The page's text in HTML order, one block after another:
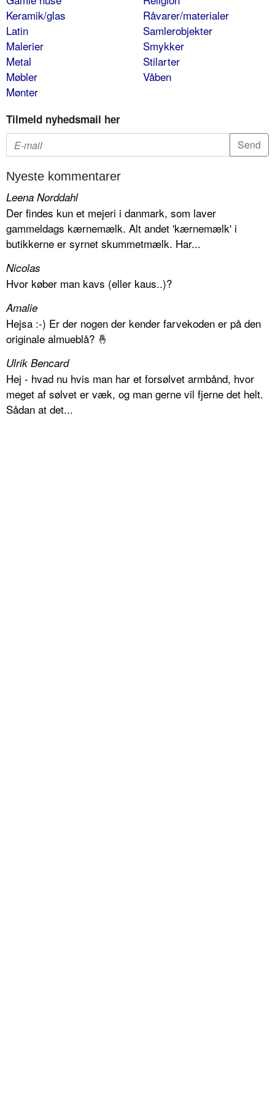
Keramik/glas
Latin
Malerier
Metal
Møbler
Mønter
Råvarer/materialer
Samlerobjekter
Smykker
Stilarter
Våben
Tilmeld nyhedsmail her
Nyeste kommentarer
Leena Norddahl
Der findes kun et mejeri i danmark, som laver
gammeldags kærnemælk. Alt andet 'kærnemælk' i
butikkerne er syrnet skummetmælk. Har...
Nicolas
Hvor køber man kavs (eller kaus..)?
Amalie
Hejsa :-) Er der nogen der kender farvekoden er på den
originale almueblå? 🤞
Ulrik Bencard
Hej - hvad nu hvis man har et forsølvet armbånd, hvor
meget af sølvet er væk, og man gerne vil fjerne det helt.
Sådan at det...